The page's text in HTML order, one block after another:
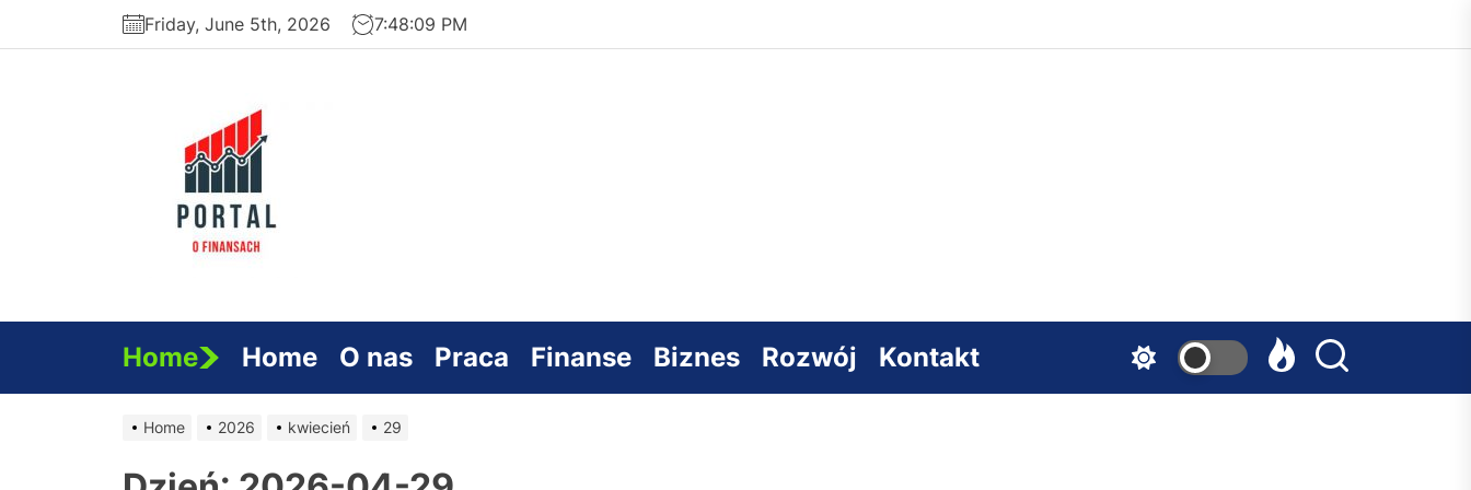
Friday, June 5th, 2026 7:48:09 PM
Home Home O nas Praca Finanse Biznes Rozwój Kontakt
Home 2026 kwiecień 29